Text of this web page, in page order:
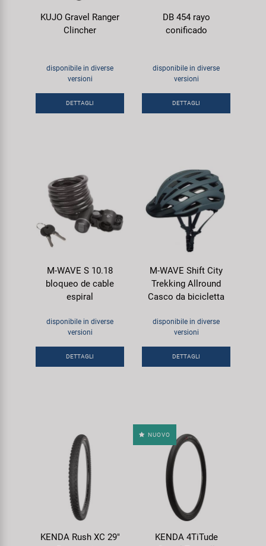
KUJO Gravel Ranger
Clincher
disponibile in diverse
versioni
DETTAGLI
DB 454 rayo
conificado
disponibile in diverse
versioni
DETTAGLI
M-WAVE S 10.18
bloqueo de cable
espiral
disponibile in diverse
versioni
DETTAGLI
M-WAVE Shift City
Trekking Allround
Casco da bicicletta
disponibile in diverse
versioni
DETTAGLI
KENDA Rush XC 29"
NUOVO
KENDA 4TiTude